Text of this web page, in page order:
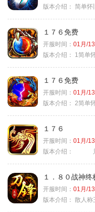
版本介绍： 简单怀
１７６免费
开服时间： 01月/13
版本介绍：
1简单
１７６免费
开服时间： 01月/13
版本介绍： 2简单
１７６
开服时间： 01月/13
版本介绍：
只
１．８０战神终
开服时间： 01月/13
版本介绍： 散人称